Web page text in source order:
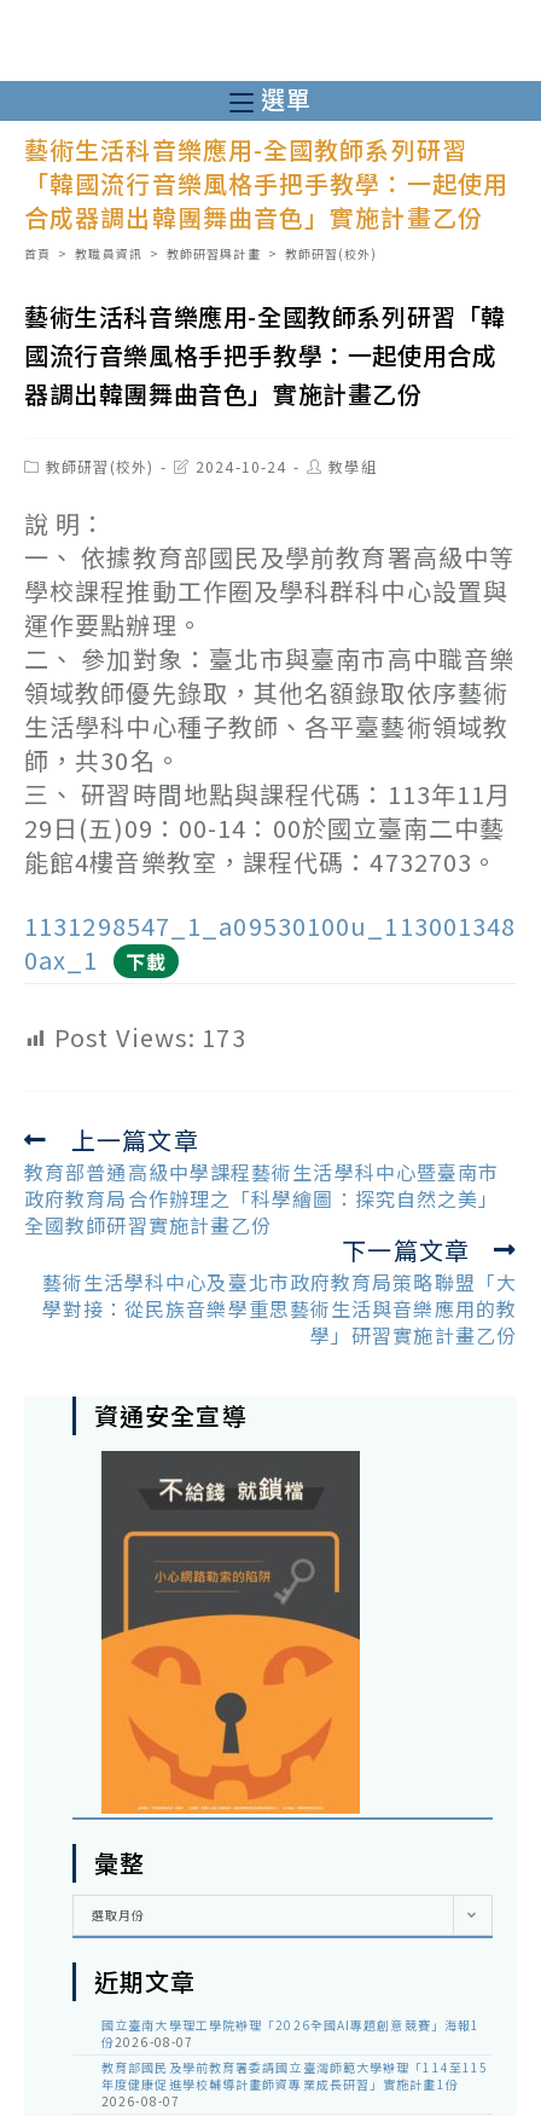
至
主
選單
藝術生活科音樂應用-全國教師系列研習
「韓國流行音樂風格手把手教學：一起使用
合成器調出韓團舞曲音色」實施計畫乙份
首頁 > 教職員資訊 > 教師研習與計畫 > 教師研習(校外)
藝術生活科音樂應用-全國教師系列研習「韓
國流行音樂風格手把手教學：一起使用合成
器調出韓團舞曲音色」實施計畫乙份
Post教師研習(校外)
Post2024-10-24
Post教學組
說 明：
一、 依據教育部國民及學前教育署高級中等
學校課程推動工作圈及學科群科中心設置與
運作要點辦理。
二、 參加對象：臺北市與臺南市高中職音樂
領域教師優先錄取，其他名額錄取依序藝術
生活學科中心種子教師、各平臺藝術領域教
師，共30名。
三、 研習時間地點與課程代碼：113年11月
29日(五)09：00-14：00於國立臺南二中藝
能館4樓音樂教室，課程代碼：4732703。
1131298547_1_a09530100u_113001348
0ax_1
下載
Post Views: 173
Read
more
articles
上一篇文章
教育部普通高級中學課程藝術生活學科中心暨臺南市
政府教育局合作辦理之「科學繪圖：探究自然之美」
全國教師研習實施計畫乙份
下一篇文章
藝術生活學科中心及臺北市政府教育局策略聯盟「大
學對接：從民族音樂學重思藝術生活與音樂應用的教
學」研習實施計畫乙份
資通安全宣導
彙整
彙
選取月份
近期文章
國立臺南大學理工學院辦理「2026全國AI專題創意競賽」海報1
份2026-08-07
教育部國民及學前教育署委請國立臺灣師範大學辦理「114至115
年度健康促進學校輔導計畫師資專業成長研習」實施計畫1份
2026-08-07